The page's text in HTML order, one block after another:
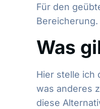
Für den
Bereicherung.
Was
Hier stelle ich
was anderes
diese